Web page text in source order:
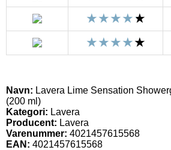
Navn: Lavera Lime Sensation
(200 ml)
Kategori: Lavera
Producent: Lavera
Varenummer: 4021457615568
EAN: 4021457615568